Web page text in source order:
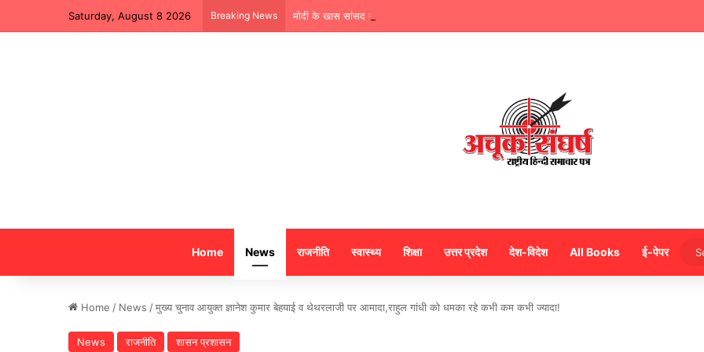
Saturday, August 8 2026 Breaking News मोदी के खास सांसद नवीन जैन ने किया हजारों करोड़ का सड़क निर्माण में घोटाला,पीएम सीएम का मुंह किया काला
Home News राजनीति स्वास्थ्य शिक्षा उत्तर प्रदेश देश-विदेश All Books ई-पेपर
Home / News /मुख्य चुनाव आयुक्त ज्ञानेश कुमार बेहयाई व थेथरलाजी पर आमादा,राहुल गांधी को धमका रहे कभी कम कभी ज्यादा!
News राजनीति शासन प्रशासन